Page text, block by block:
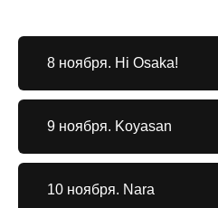
8 ноября. Hi Osaka!
9 ноября. Koyasan
10 ноября. Nara